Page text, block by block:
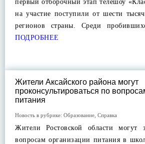
первый отборочный этап телешоу
на участие поступили от шести
регионов страны. Среди
ПОДРОБНЕЕ
Жители Аксайского района могут
проконсультироваться по
питания
Новость в рубрике: Образование Справка
Жители Ростовской области могут
вопросам организации питания в